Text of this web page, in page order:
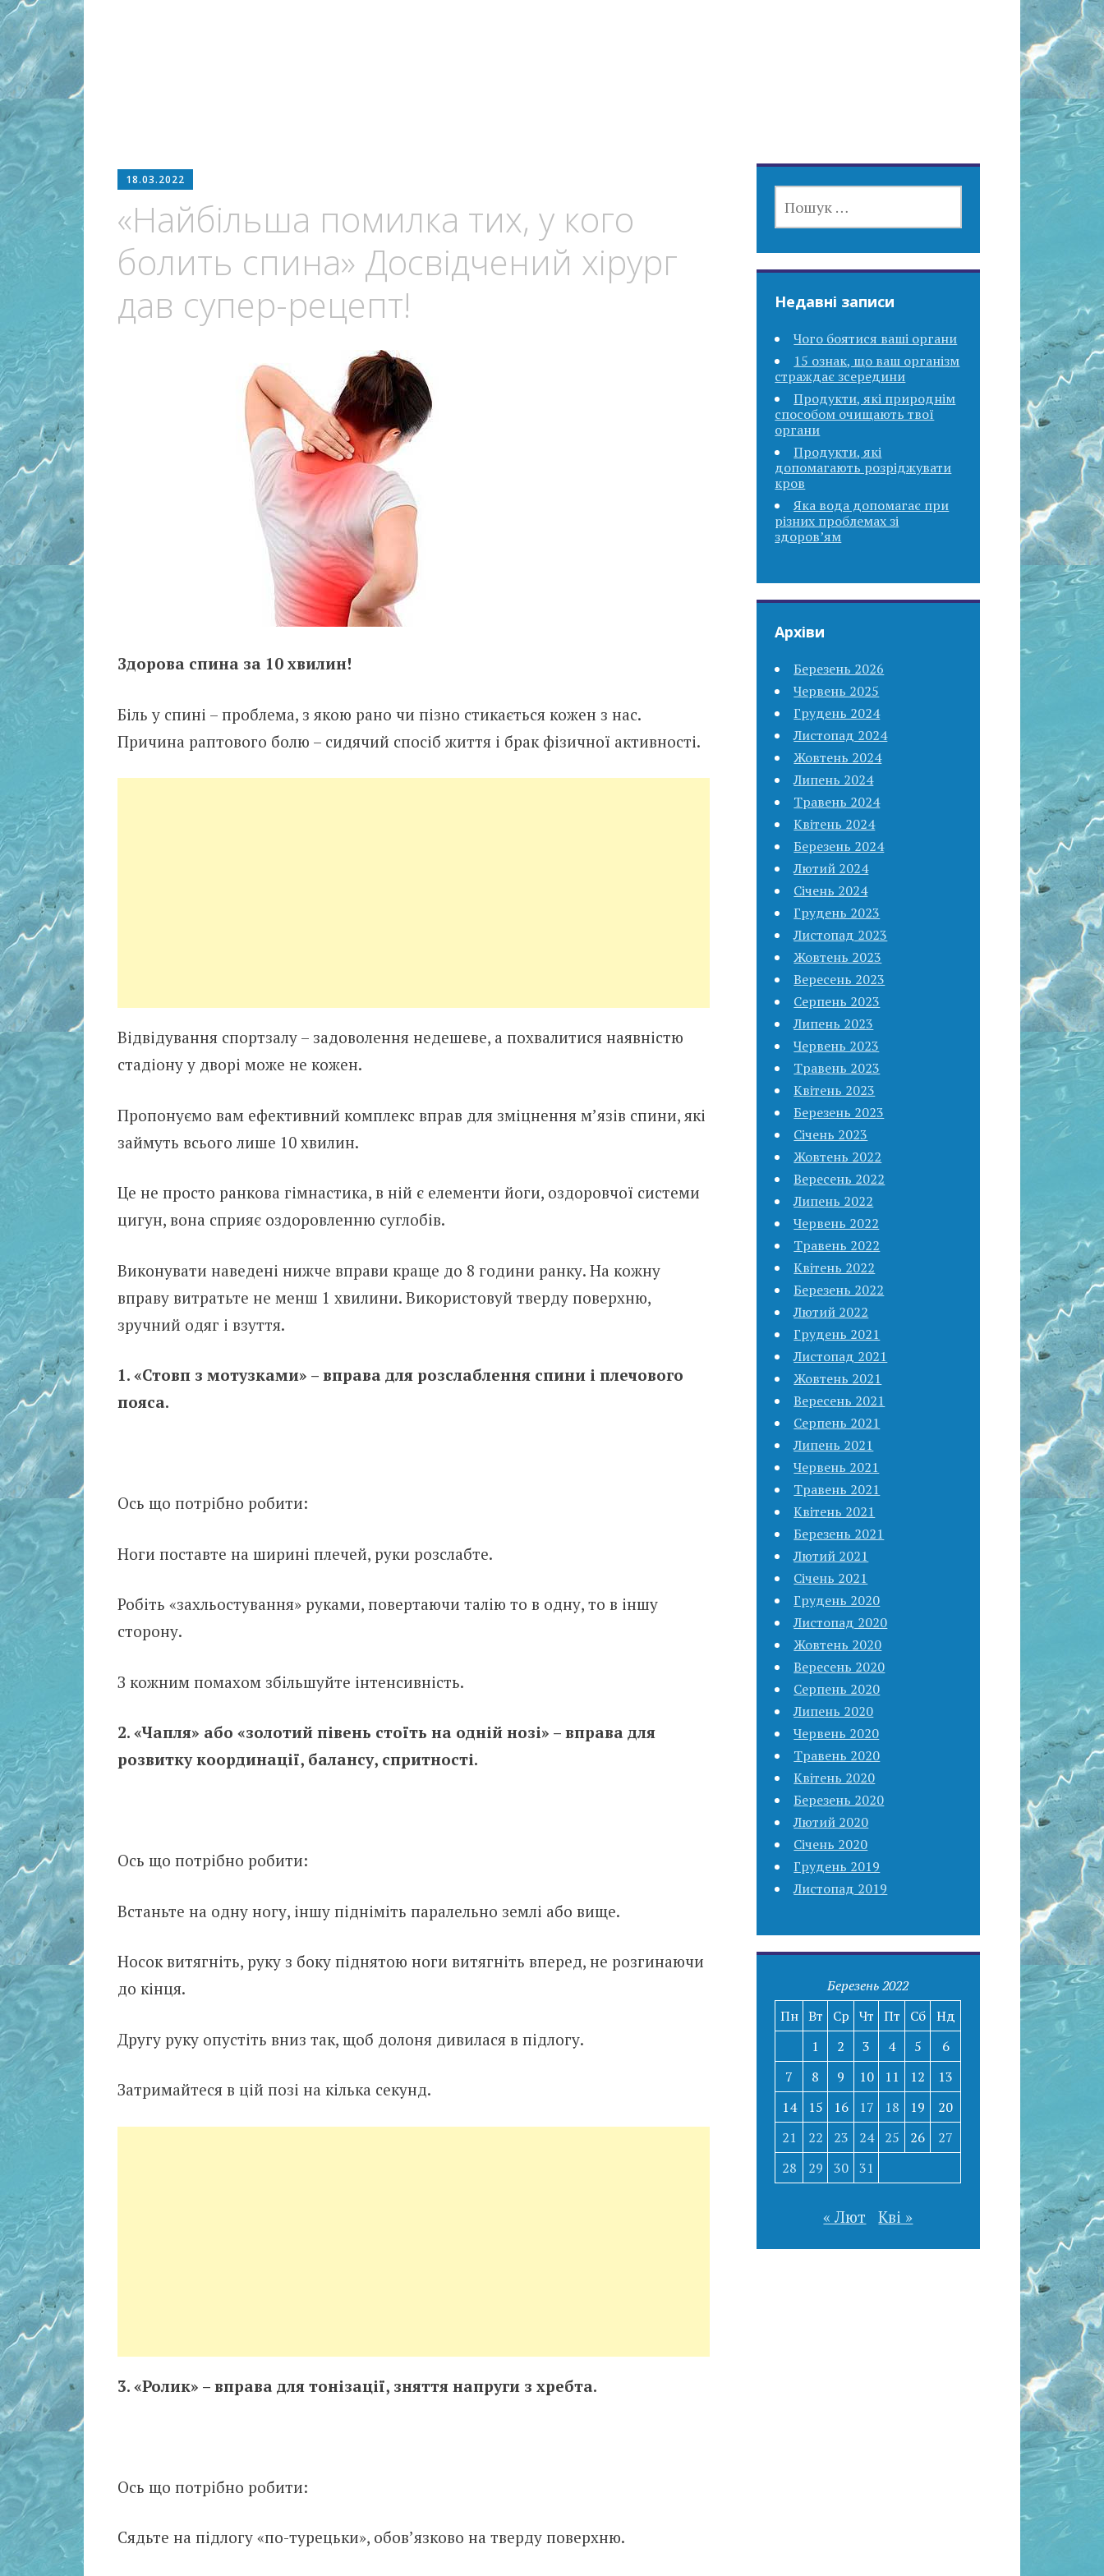
18.03.2022
«Найбільша помилка тих, у кого
болить спина» Досвідчений хірург
дав супер-рецепт!
Здорова спина за 10 хвилин!
Біль у спині – проблема, з якою рано чи пізно стикається кожен з нас.
Причина раптового болю – сидячий спосіб життя і брак фізичної активності.
Відвідування спортзалу – задоволення недешеве, а похвалитися наявністю
стадіону у дворі може не кожен.
Пропонуємо вам ефективний комплекс вправ для зміцнення м’язів спини, які
займуть всього лише 10 хвилин.
Це не просто ранкова гімнастика, в ній є елементи йоги, оздоровчої системи
цигун, вона сприяє оздоровленню суглобів.
Виконувати наведені нижче вправи краще до 8 години ранку. На кожну
вправу витратьте не менш 1 хвилини. Використовуй тверду поверхню,
зручний одяг і взуття.
1. «Стовп з мотузками» – вправа для розслаблення спини і плечового
пояса.
Ось що потрібно робити:
Ноги поставте на ширині плечей, руки розслабте.
Робіть «захльостування» руками, повертаючи талію то в одну, то в іншу
сторону.
З кожним помахом збільшуйте інтенсивність.
2. «Чапля» або «золотий півень стоїть на одній нозі» – вправа для
розвитку координації, балансу, спритності.
Ось що потрібно робити:
Встаньте на одну ногу, іншу підніміть паралельно землі або вище.
Носок витягніть, руку з боку піднятою ноги витягніть вперед, не розгинаючи
до кінця.
Другу руку опустіть вниз так, щоб долоня дивилася в підлогу.
Затримайтеся в цій позі на кілька секунд.
3. «Ролик» – вправа для тонізації, зняття напруги з хребта.
Ось що потрібно робити:
Сядьте на підлогу «по-турецьки», обов’язково на тверду поверхню.
Недавні записи
Чого боятися ваші органи
15 ознак, що ваш організм
страждає зсередини
Продукти, які природнім
способом очищають твої
органи
Продукти, які
допомагають розріджувати
кров
Яка вода допомагає при
різних проблемах зі
здоров’ям
Архіви
Березень 2026
Червень 2025
Грудень 2024
Листопад 2024
Жовтень 2024
Липень 2024
Травень 2024
Квітень 2024
Березень 2024
Лютий 2024
Січень 2024
Грудень 2023
Листопад 2023
Жовтень 2023
Вересень 2023
Серпень 2023
Липень 2023
Червень 2023
Травень 2023
Квітень 2023
Березень 2023
Січень 2023
Жовтень 2022
Вересень 2022
Липень 2022
Червень 2022
Травень 2022
Квітень 2022
Березень 2022
Лютий 2022
Грудень 2021
Листопад 2021
Жовтень 2021
Вересень 2021
Серпень 2021
Липень 2021
Червень 2021
Травень 2021
Квітень 2021
Березень 2021
Лютий 2021
Січень 2021
Грудень 2020
Листопад 2020
Жовтень 2020
Вересень 2020
Серпень 2020
Липень 2020
Червень 2020
Травень 2020
Квітень 2020
Березень 2020
Лютий 2020
Січень 2020
Грудень 2019
Листопад 2019
Березень 2022
Пн Вт Ср Чт Пт Сб Нд
1
2 3 4 5
6
7
8 9 10 11 12
13
14
15 16 17 18 19
20
21
22 23 24 25 26
27
28
29 30 31
« Лют Кві »